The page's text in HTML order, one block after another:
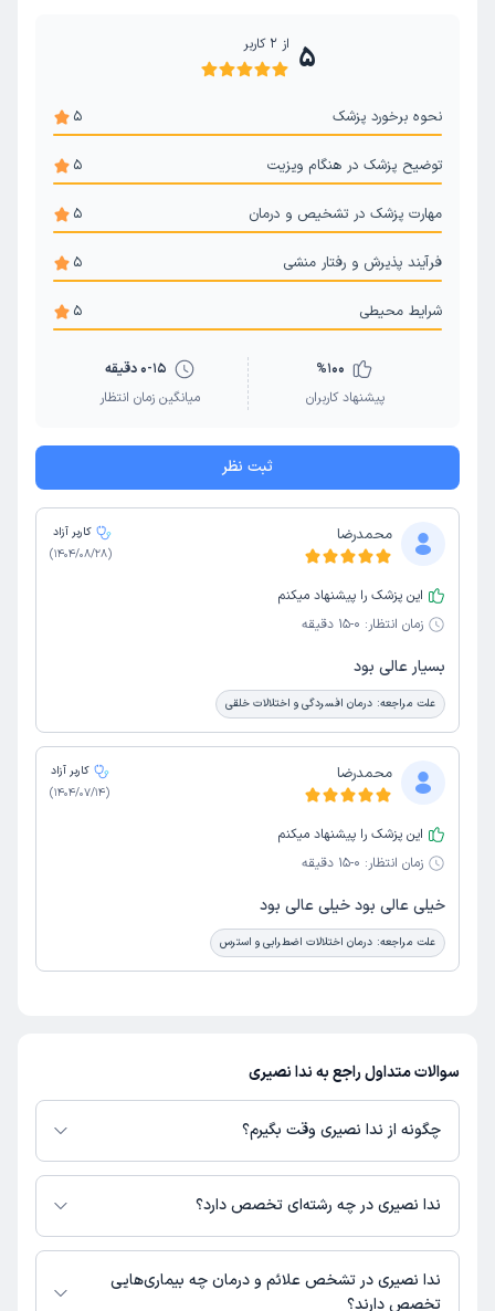
5 از 2 کاربر
نحوه برخورد پزشک 5
توضیح پزشک در هنگام ویزیت 5
مهارت پزشک در تشخیص و درمان 5
فرآیند پذیرش و رفتار منشی 5
شرایط محیطی 5
%100
پیشنهاد کاربران
0-15 دقیقه
میانگین زمان انتظار
ثبت نظر
محمدرضا
کاربر آزاد
(
1404/08/28
)
این پزشک را پیشنهاد میکنم
زمان انتظار: 0-15 دقیقه
بسیار عالی بود
علت مراجعه: درمان افسردگی و اختلالات خلقی
محمدرضا
کاربر آزاد
(
1404/07/14
)
این پزشک را پیشنهاد میکنم
زمان انتظار: 0-15 دقیقه
خیلی عالی بود خیلی عالی بود
علت مراجعه: درمان اختلالات اضطرابی و استرس
سوالات متداول راجع به ندا نصیری
چگونه از ندا نصیری وقت بگیرم؟
در صورتی کهندا نصیریدارای پروفایل فعال و نوبت‌دهی باز در پلتفرم دکترتو
باشند، می‌توانید از طریق این پلتفرم برای دریافت نوبت اقدام کنید. در صورت
شماره تماس، برنامه حضور در مطب، تصاویر پزشک، ساعات کاری و سایر اطلاعات
مرتبط با خدمات پزشکی و نوبت‌گیری ممکن است در پروفایل ایشان در دکترتو در
دسترس باشد
ندا نصیری در چه رشته‌ای تخصص دارد؟
ندا نصیری در رشته‌های زیر (پیراپزشکی) تخصص دارند:
روانشناسی
ندا نصیری در تشخص علائم و درمان چه بیماری‌هایی
تخصص دارند؟